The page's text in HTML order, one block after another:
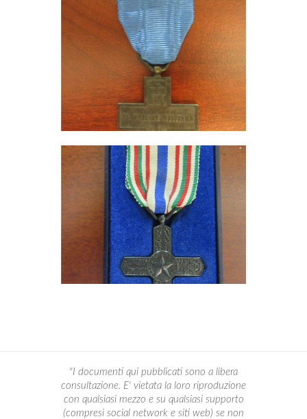
"I documenti qui pubblicati sono a libera
consultazione. E' vietata la loro riproduzione
con qualsiasi mezzo e su qualsiasi supporto
(compresi social network e siti web) se non